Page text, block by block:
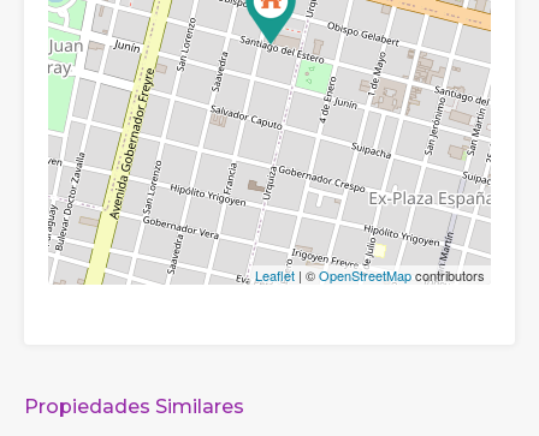
Leaflet | ©OpenStreetMapcontributors
Propiedades Similares